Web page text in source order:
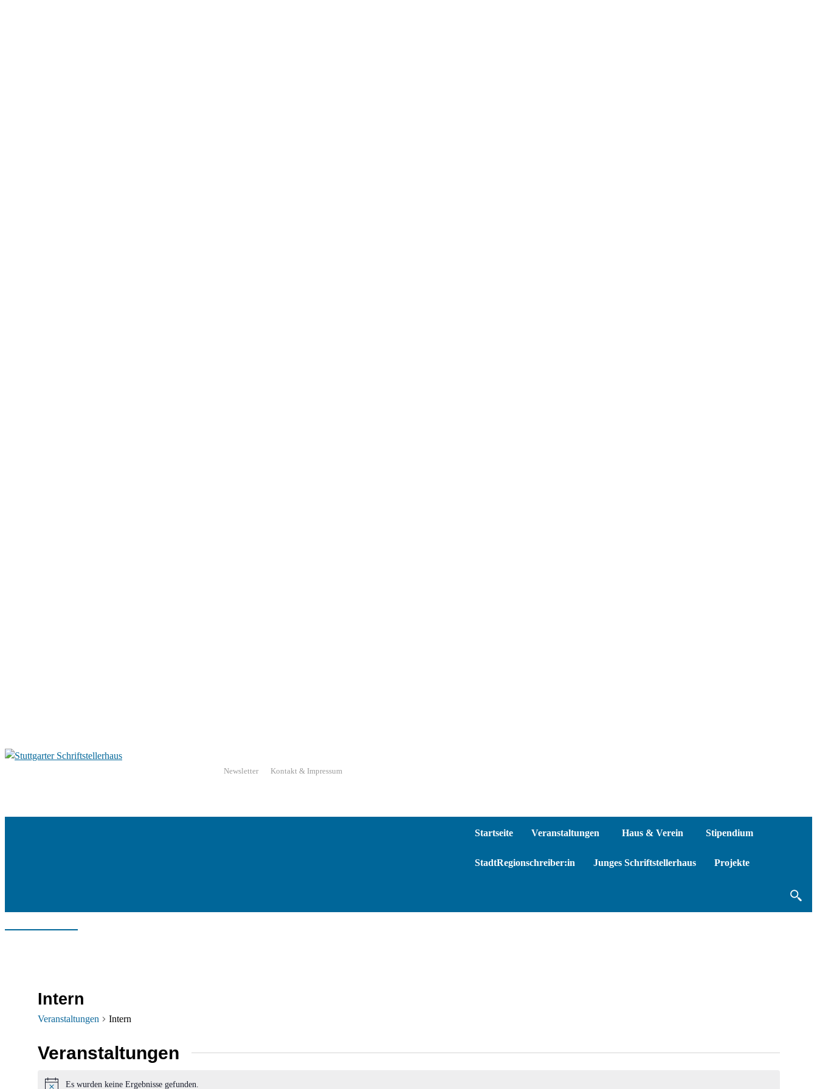
Newsletter Kontakt & Impressum
Startseite Veranstaltungen Haus & Verein Stipendium
StadtRegionschreiber:in Junges Schriftstellerhaus Projekte
Intern
Veranstaltungen Intern
Veranstaltungen
Es wurden keine Ergebnisse gefunden.